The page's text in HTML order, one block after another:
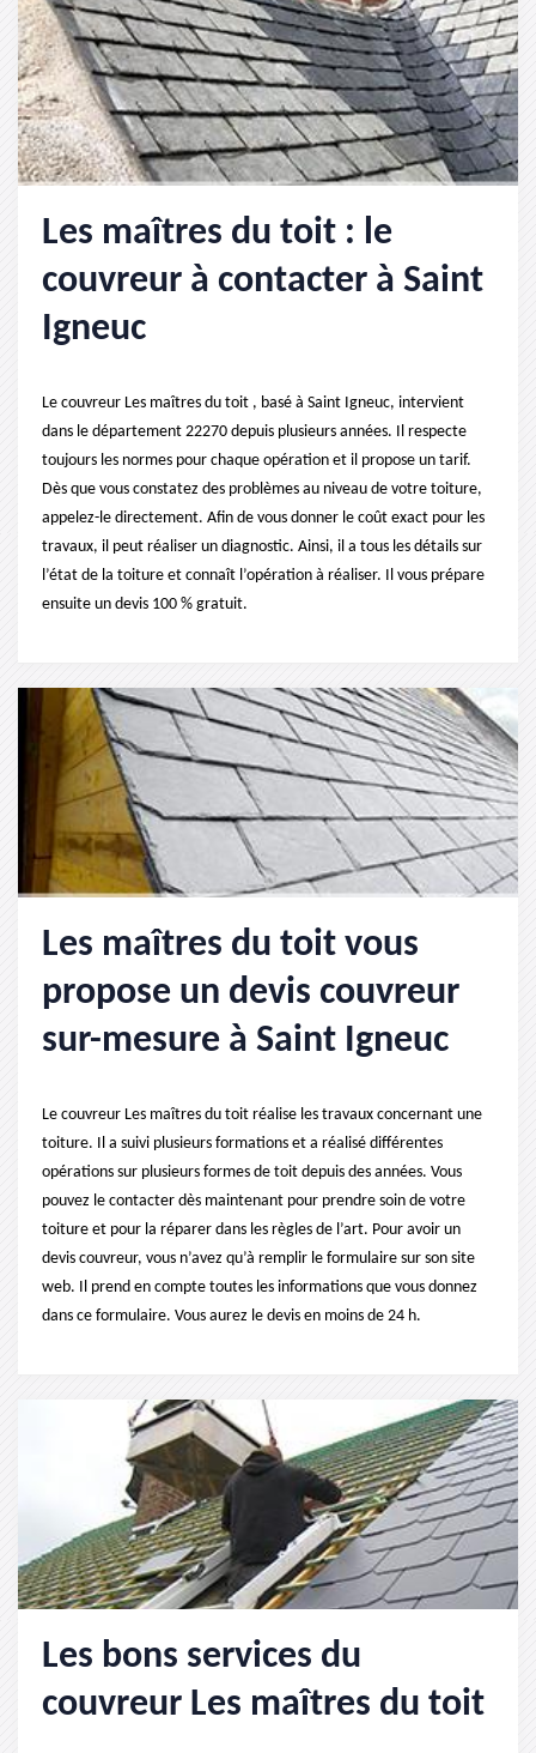
Les maîtres du toit : le
couvreur à contacter à Saint
Igneuc
Le couvreur Les maîtres du toit , basé à Saint Igneuc, intervient
dans le département 22270 depuis plusieurs années. Il respecte
toujours les normes pour chaque opération et il propose un tarif.
Dès que vous constatez des problèmes au niveau de votre toiture,
appelez-le directement. Afin de vous donner le coût exact pour les
travaux, il peut réaliser un diagnostic. Ainsi, il a tous les détails sur
l’état de la toiture et connaît l’opération à réaliser. Il vous prépare
ensuite un devis 100 % gratuit.
Les maîtres du toit vous
propose un devis couvreur
sur-mesure à Saint Igneuc
Le couvreur Les maîtres du toit réalise les travaux concernant une
toiture. Il a suivi plusieurs formations et a réalisé différentes
opérations sur plusieurs formes de toit depuis des années. Vous
pouvez le contacter dès maintenant pour prendre soin de votre
toiture et pour la réparer dans les règles de l’art. Pour avoir un
devis couvreur, vous n’avez qu’à remplir le formulaire sur son site
web. Il prend en compte toutes les informations que vous donnez
dans ce formulaire. Vous aurez le devis en moins de 24 h.
Les bons services du
couvreur Les maîtres du toit